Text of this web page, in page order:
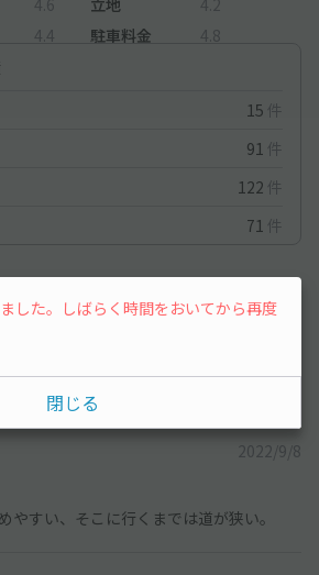
4.4 駐車料金
4.8
15 件
91 件
122 件
71 件
2025/8/13
たので、とても助かりました。
2022/9/8
やすい、そこに行くまでは道が狭い。
した。しばらく時間をおいてから再度
閉じる